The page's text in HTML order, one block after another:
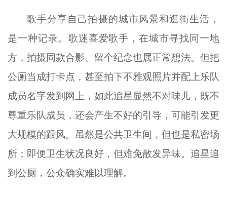
歌手分享自己拍摄的城市风景和逛街生活，
是一种记录。歌迷喜爱歌手，在城市寻找同一地
方，拍摄同款合影、留个纪念也属正常想法。但把
公厕当成打卡点，甚至拍下不雅观照片并配上乐队
成员名字发到网上，如此追星显然不对味儿，既不
尊重乐队成员，还会产生不好的引导，可能引发更
大规模的跟风。虽然是公共卫生间，但也是私密场
所；即便卫生状况良好，但难免散发异味。追星追
到公厕，公众确实难以理解。